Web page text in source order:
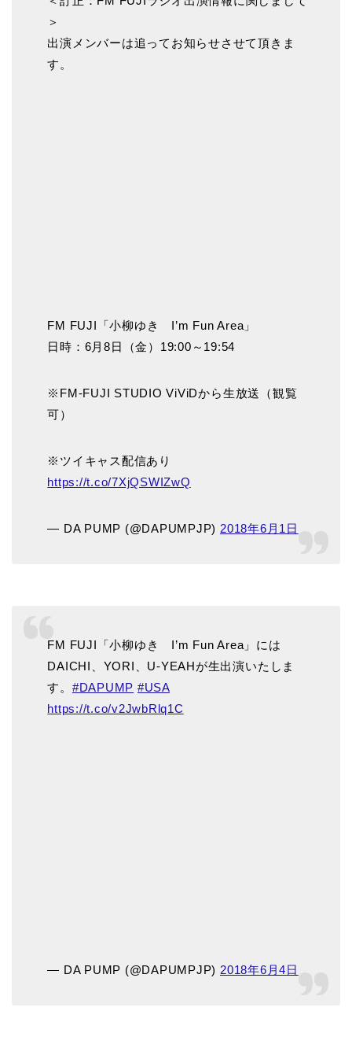
＞
出演メンバーは追ってお知らせさせて頂きま
す。
FM FUJI「小柳ゆき I’m Fun Area」
日時：6月8日（金）19:00～19:54
※FM-FUJI STUDIO ViViDから生放送（観覧
可）
※ツイキャス配信あり
https://t.co/7XjQSWIZwQ
— DA PUMP (@DAPUMPJP) 2018年6月1日
FM FUJI「小柳ゆき I’m Fun Area」には
DAICHI、YORI、U-YEAHが生出演いたしま
す。 #DAPUMP #USA
https://t.co/v2JwbRlq1C
— DA PUMP (@DAPUMPJP) 2018年6月4日